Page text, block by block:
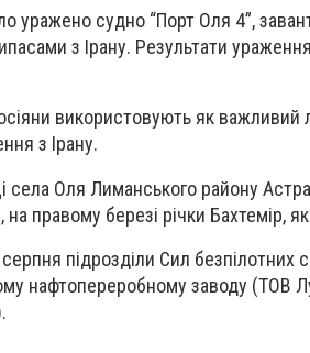
уражено судно “Порт Оля 4”,
з Ірану. Результати
використовують як важливий
з Ірану.
Оля Лиманського району
правому березі річки Бахтемір,
підрозділи Сил безпілотних
нафтопереробному заводу (ТОВ